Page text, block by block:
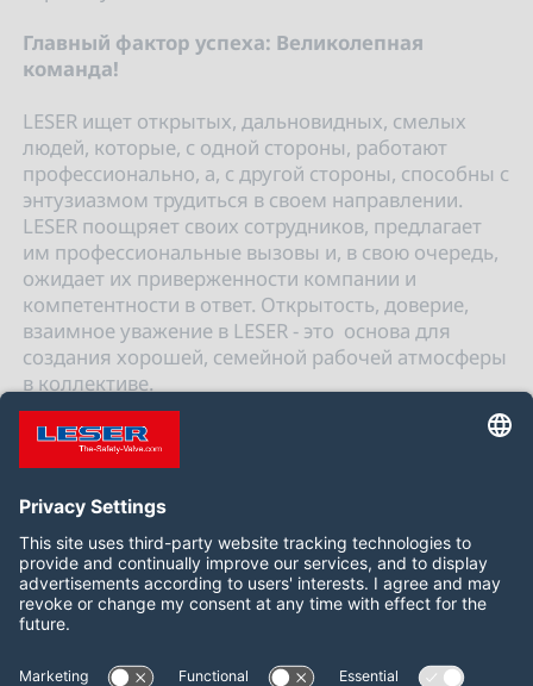
Главный фактор успеха: Великолепная
команда!
LESER ищет открытых, дальновидных, смелых
людей, которые, с одной стороны, работают
профессионально, а, с другой стороны, способны с
энтузиазмом трудиться в своем направлении.
LESER поощряет своих сотрудников, предлагает
им профессиональные вызовы и, в свою очередь,
ожидает их приверженности компании и
компетентности в ответ. Открытость, доверие,
взаимное уважение в LESER - это основа для
создания хорошей, семейной рабочей атмосферы
в коллективе.
Следить за нами:
LinkedIn YouTube